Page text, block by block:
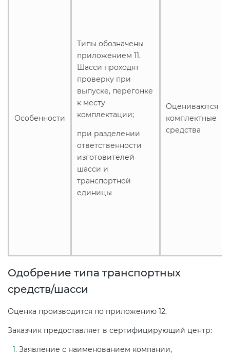
Особенности
Типы обозначены
приложением 11.
Шасси проходят
проверку при
выпуске, перегонке
к месту
комплектации;
при разделении
ответственности
изготовителей
шасси и
транспортной
единицы
Оцениваются
комплектные
средства
Одобрение типа транспортных
средств/шасси
Оценка производится по приложению 12.
Заказчик предоставляет в сертифицирующий центр:
Заявление с наименованием компании,